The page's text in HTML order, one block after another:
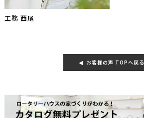
工務 西尾
お客様の声 TOPへ戻る